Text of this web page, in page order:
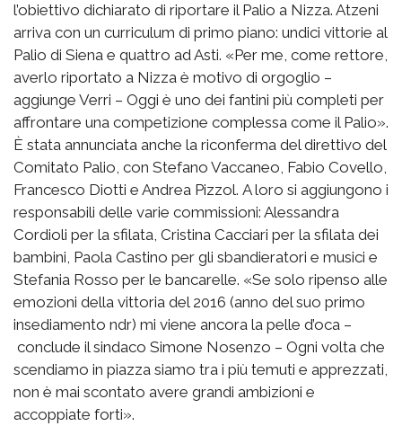
l’obiettivo dichiarato di riportare il Palio a Nizza. Atzeni
arriva con un curriculum di primo piano: undici vittorie al
Palio di Siena e quattro ad Asti. «Per me, come rettore,
averlo riportato a Nizza è motivo di orgoglio –
aggiunge Verri – Oggi è uno dei fantini più completi per
affrontare una competizione complessa come il Palio».
È stata annunciata anche la riconferma del direttivo del
Comitato Palio, con Stefano Vaccaneo, Fabio Covello,
Francesco Diotti e Andrea Pizzol. A loro si aggiungono i
responsabili delle varie commissioni: Alessandra
Cordioli per la sfilata, Cristina Cacciari per la sfilata dei
bambini, Paola Castino per gli sbandieratori e musici e
Stefania Rosso per le bancarelle. «Se solo ripenso alle
emozioni della vittoria del 2016 (anno del suo primo
insediamento ndr) mi viene ancora la pelle d’oca –
conclude il sindaco Simone Nosenzo – Ogni volta che
scendiamo in piazza siamo tra i più temuti e apprezzati,
non è mai scontato avere grandi ambizioni e
accoppiate forti».